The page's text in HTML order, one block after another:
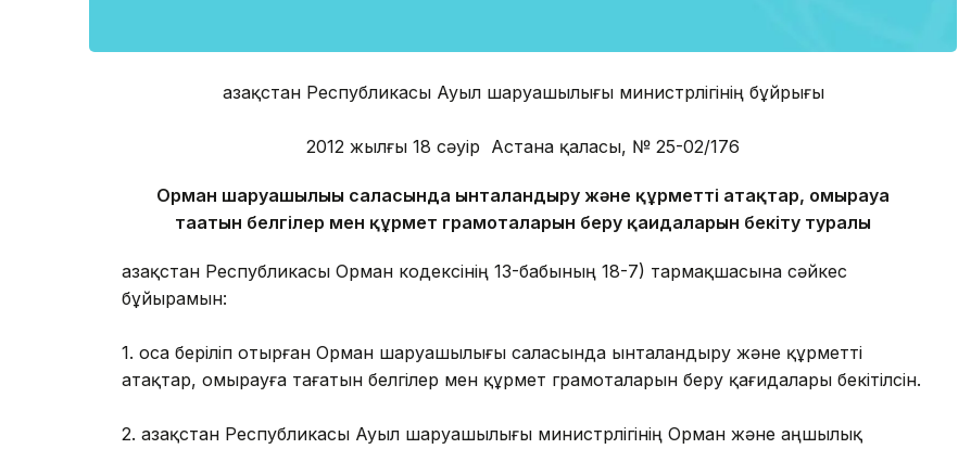
Қазақстан Республикасы Ауыл шаруашылығы министрлігінің бұйрығы
2012 жылғы 18 сәуір Астана қаласы, № 25-02/176
Орман шаруашылығы саласында ынталандыру және құрметті атақтар, омырауға
тағатын белгілер мен құрмет грамоталарын беру қағидаларын бекіту туралы
Қазақстан Республикасы Орман кодексінің 13-бабының 18-7) тармақшасына сәйкес
бұйырамын:
1. Қоса беріліп отырған Орман шаруашылығы саласында ынталандыру және құрметті
атақтар, омырауға тағатын белгілер мен құрмет грамоталарын беру қағидалары бекітілсін.
2. Қазақстан Республикасы Ауыл шаруашылығы министрлігінің Орман және аңшылық